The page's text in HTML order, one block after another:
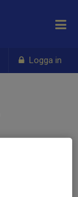
Logga in